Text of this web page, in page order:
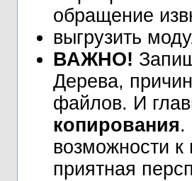
обращение
выгрузить
ВАЖНО!
Дерева,
файлов. И
копирования.
возможности к
приятная